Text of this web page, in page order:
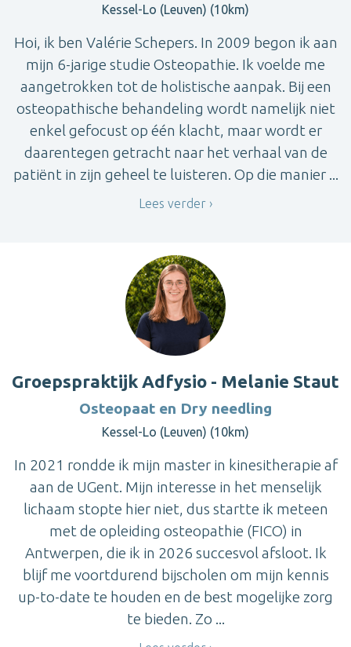
Kessel-Lo (Leuven) (10km)
Hoi, ik ben Valérie Schepers. In 2009 begon ik aan
mijn 6-jarige studie Osteopathie. Ik voelde me
aangetrokken tot de holistische aanpak. Bij een
osteopathische behandeling wordt namelijk niet
enkel gefocust op één klacht, maar wordt er
daarentegen getracht naar het verhaal van de
patiënt in zijn geheel te luisteren. Op die manier ...
Lees verder
Groepspraktijk Adfysio - Melanie Staut
Osteopaat en Dry needling
Kessel-Lo (Leuven) (10km)
In 2021 rondde ik mijn master in kinesitherapie af
aan de UGent. Mijn interesse in het menselijk
lichaam stopte hier niet, dus startte ik meteen
met de opleiding osteopathie (FICO) in
Antwerpen, die ik in 2026 succesvol afsloot. Ik
blijf me voortdurend bijscholen om mijn kennis
up-to-date te houden en de best mogelijke zorg
te bieden. Zo ...